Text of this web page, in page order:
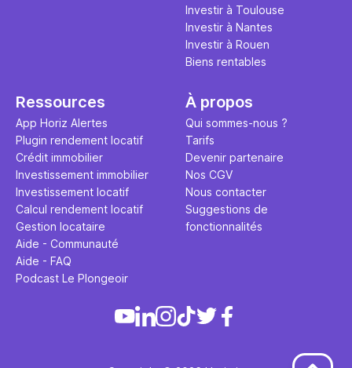
Investir à Toulouse
Investir à Nantes
Investir à Rouen
Biens rentables
Ressources
App Horiz Alertes
Plugin rendement locatif
Crédit immobilier
Investissement immobilier
Investissement locatif
Calcul rendement locatif
Gestion locataire
Aide - Communauté
Aide - FAQ
Podcast Le Plongeoir
À propos
Qui sommes-nous ?
Tarifs
Devenir partenaire
Nos CGV
Nous contacter
Suggestions de
fonctionnalités